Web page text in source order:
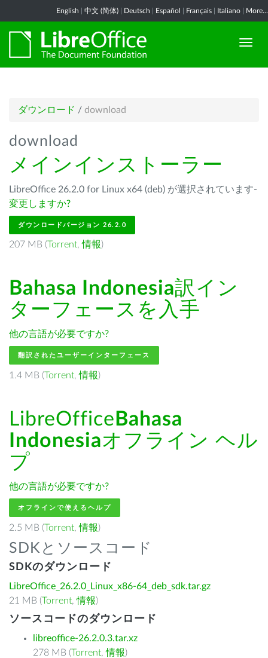
English 中文 (简体) Deutsch Español Français Italiano More...
ダウンロード / download
download
メインインストーラー
LibreOffice 26.2.0 for Linux x64 (deb) が選択されています-
変更しますか?
ダウンロードバージョン 26.2.0
207 MB (Torrent,情報)
Bahasa Indonesia訳イン
ターフェースを入手
他の言語が必要ですか?
翻訳されたユーザーインターフェース
1.4 MB (Torrent,情報)
LibreOffice Bahasa
Indonesiaオフライン ヘル
プ
他の言語が必要ですか?
オフラインで使えるヘルプ
2.5 MB (Torrent,情報)
SDKとソースコード
SDKのダウンロード
LibreOffice_26.2.0_Linux_x86-64_deb_sdk.tar.gz
21 MB (Torrent,情報)
ソースコードのダウンロード
libreoffice-26.2.0.3.tar.xz
278 MB (Torrent,情報)